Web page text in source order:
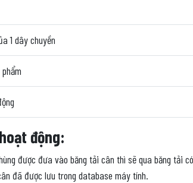
1 dây chuyền
động:
được đưa vào băng tải cân thì sẽ qua băng tải
đã được lưu trong database máy tính.